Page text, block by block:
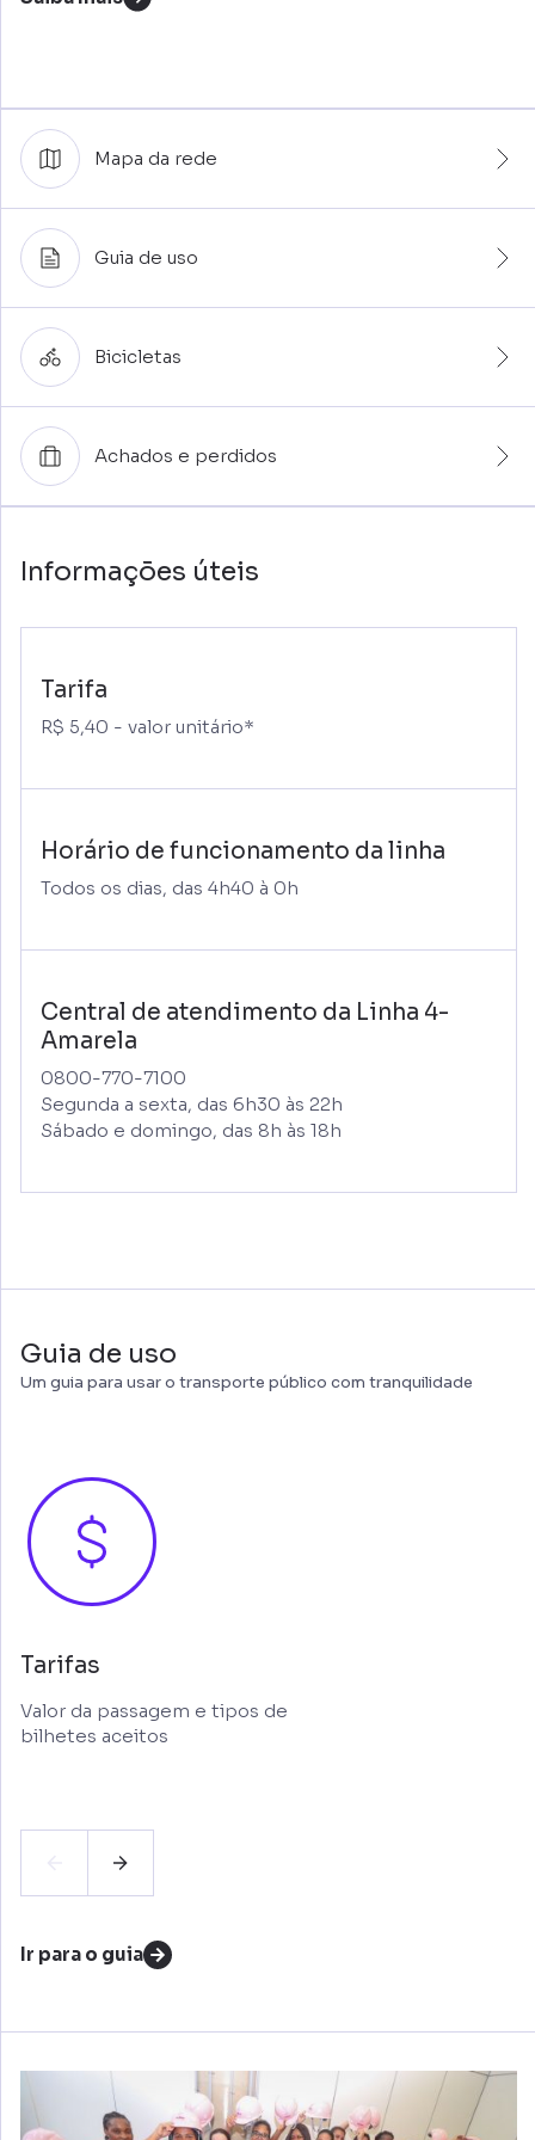
Mapa da rede
Guia de uso
Bicicletas
Achados e perdidos
Informações úteis
Tarifa
R$ 5,40 - valor unitário*
Horário de funcionamento da linha
Todos os dias, das 4h40 à 0h
Central de atendimento da Linha 4-
Amarela
0800-770-7100
Segunda a sexta, das 6h30 às 22h
Sábado e domingo, das 8h às 18h
Guia de uso
Um guia para usar o transporte público com tranquilidade
Tarifas
Valor da passagem e tipos de
bilhetes aceitos
Ir para o guia